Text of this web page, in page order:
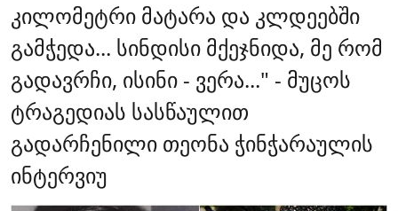
კილომეტრი მატარა და კლდეებში
გამჭედა... სინდისი მქეჯნიდა, მე რომ
გადავრჩი, ისინი - ვერა..." - მუცოს
ტრაგედიას სასწაულით
გადარჩენილი თეონა ჭინჭარაულის
ინტერვიუ